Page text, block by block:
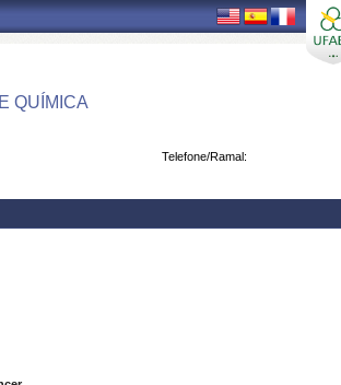
QUÍMICA
Telefone/Ramal: